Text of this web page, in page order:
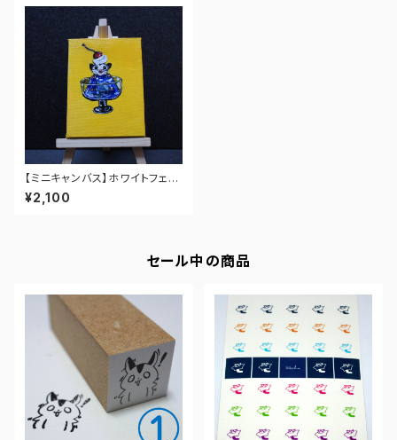
【ミニキャンバス】ホワイトフェイ
スと青いゼリー by あにまるか
ふぇ
¥2,100
セール中の商品